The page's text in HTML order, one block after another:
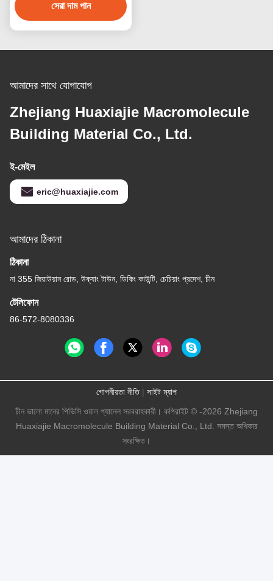
সেরা দাম পান
আমাদের সাথে যোগাযোগ
Zhejiang Huaxiajie Macromolecule
Building Material Co., Ltd.
ই-মেইল
eric@huaxiajie.com
আমাদের ঠিকানা
ঠিকানা
না 355 জিয়াউয়ান রোড, উক্যাং টাউন, ডিকিং কাউন্টি, চেচিয়াং প্রদেশ, চীন
টেলিফোন
86-572-8080336
গোপনীয়তা নীতি| সাইট ম্যাপ
চীন ভালো মানের পিভিসি ওয়াল প্যানেল সরবরাহকারী। কপিরাইট © -2026 Zhejiang
Huaxiajie Macromolecule Building Material Co., Ltd. সমস্ত অধিকার
সংরক্ষিত।